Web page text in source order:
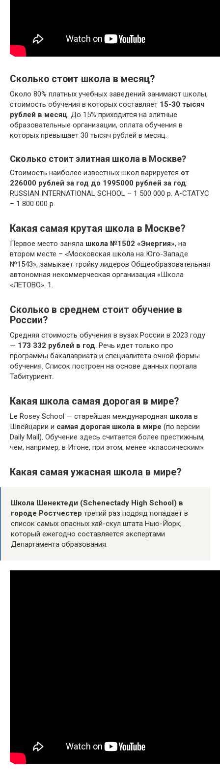
Сколько стоит школа в месяц?
Около 80% платных учебных заведений занимают школы,
стоимость обучения в которых составляет 15-30 тысяч
рублей в месяц. До 15% приходится на элитные
образовательные организации, оплата обучения в
которых превышает 30 тысяч рублей в месяц.
Сколько стоит элитная школа в Москве?
Стоимость наиболее известных школ варируется от
226000 рублей за год до 1995000 рублей за год:
RUSSIAN INTERNATIONAL SCHOOL – 1 500 000 р. А-СТАТУС
– 1 800 000 р.
Какая самая крутая школа в Москве?
Первое место заняла школа №1502 «Энергия», на
втором месте – «Московская школа на Юго-Западе
№1543», замыкает тройку лидеров Общеобразовательная
автономная некоммерческая организация «Школа
«ЛЕТОВО». 1.
Сколько в среднем стоит обучение в
России?
Средняя стоимость обучения в вузах России в 2023 году
— 173 332 рублей в год. Речь идет только про
программы бакалавриата и специалитета очной формы
обучения. Список построен на основе данных портала
Табитуриент.
Какая школа самая дорогая в мире?
Le Rosey School — старейшая международная школа в
Швейцарии и самая дорогая школа в мире (по версии
Daily Mail). Обучение здесь считается более престижным,
чем, например, в Итоне, при этом, менее «классическим».
Какая самая ужасная школа в мире?
Школа Шенектеди (Schenectady High School) в
городе Ростчестер третий раз подряд попадает в
список самых опасных хай-скул штата Нью-Йорк,
который ежегодно составляется экспертами
Департамента образования.